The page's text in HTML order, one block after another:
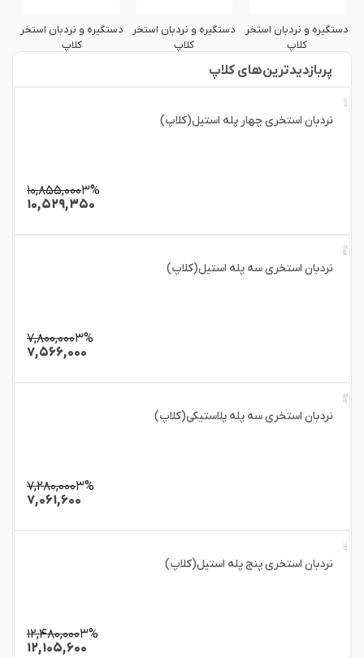
دستگیره و نردبان استخر
کلاپ
دستگیره و نردبان استخر
کلاپ
دستگیره و نردبان استخر
کلاپ
پربازدید‌ترین‌های کلاپ
نردبان استخری چهار پله استیل(کلاپ)
۱۰,۸۵۵,۰۰۰۳%
۱۰,۵۲۹,۳۵۰
نردبان استخری سه پله استیل(کلاپ)
۷,۸۰۰,۰۰۰۳%
۷,۵۶۶,۰۰۰
نردبان استخری سه پله پلاستیکی(کلاپ)
۷,۲۸۰,۰۰۰۳%
۷,۰۶۱,۶۰۰
نردبان استخری پنج پله استیل(کلاپ)
۱۲,۴۸۰,۰۰۰۳%
۱۲,۱۰۵,۶۰۰